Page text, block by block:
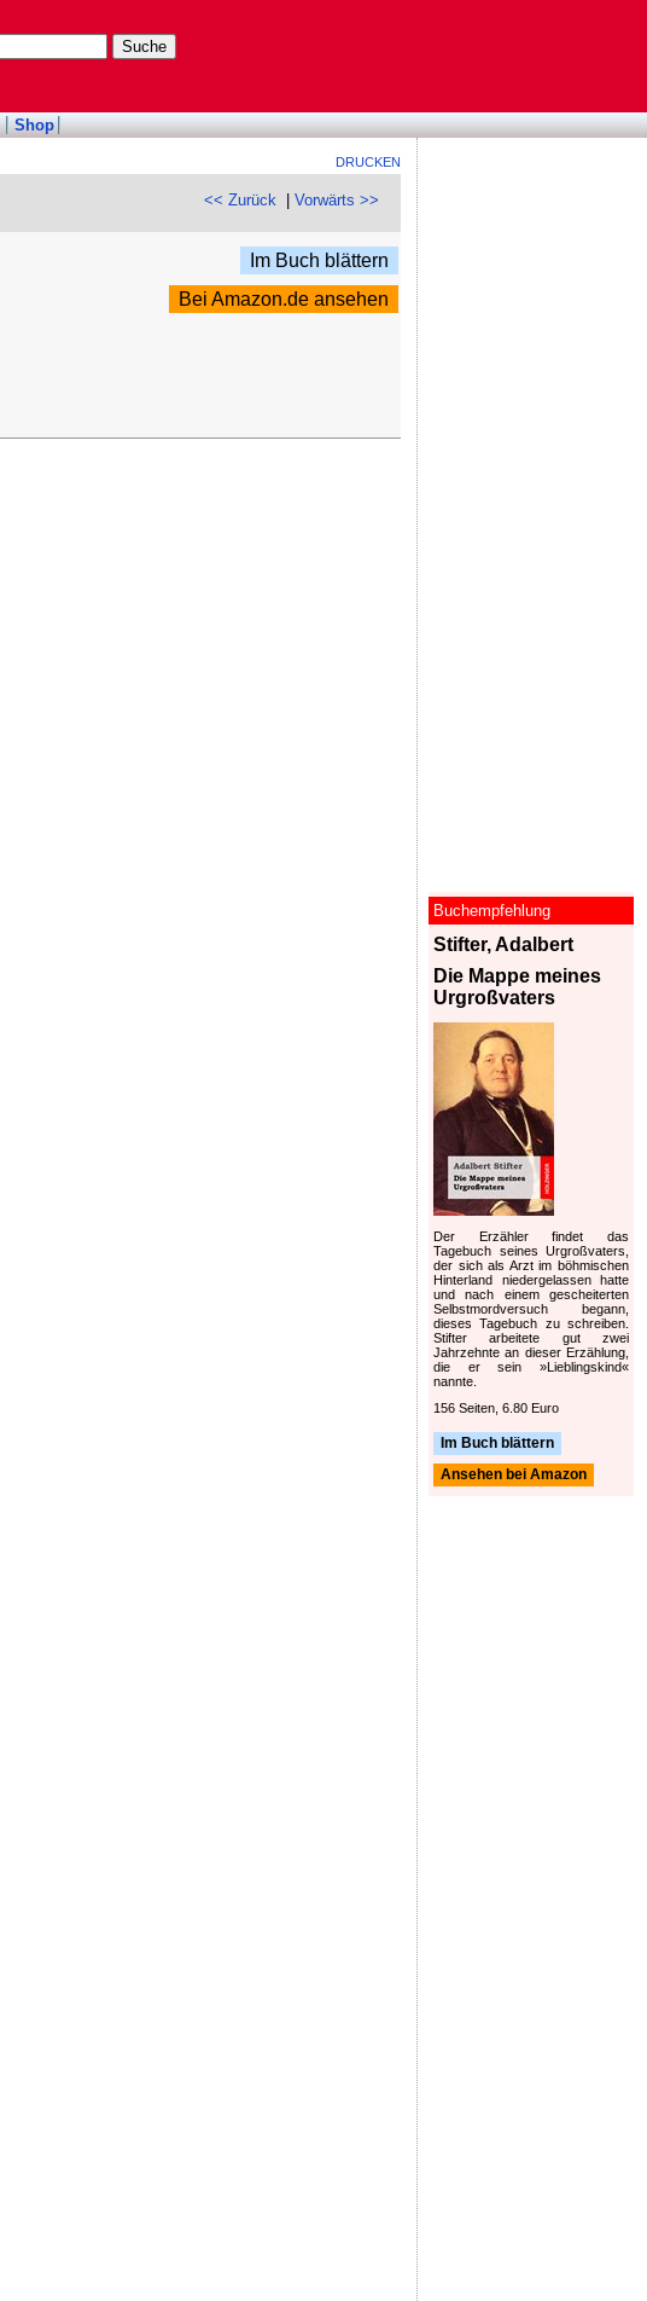
Shop
DRUCKEN
<< Zurück |Vorwärts >>
Im Buch blättern
Bei Amazon.de ansehen
Buchempfehlung
Stifter, Adalbert
Die Mappe meines
Urgroßvaters
Der Erzähler findet das
Tagebuch seines Urgroßvaters,
der sich als Arzt im böhmischen
Hinterland niedergelassen hatte
und nach einem gescheiterten
Selbstmordversuch begann,
dieses Tagebuch zu schreiben.
Stifter arbeitete gut zwei
Jahrzehnte an dieser Erzählung,
die er sein »Lieblingskind«
nannte.
156 Seiten, 6.80 Euro
Im Buch blättern
Ansehen bei Amazon